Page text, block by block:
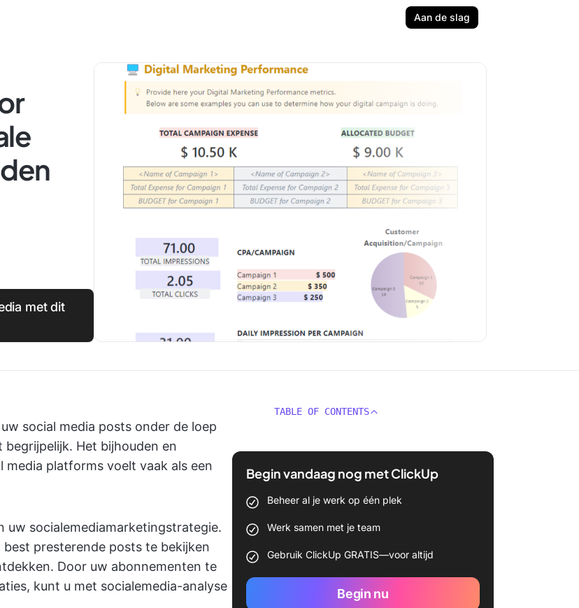
Aan de slag
met dit
social media posts onder de loep
begrijpelijk. Het bijhouden en
platforms voelt vaak als een
socialemediamarketingstrategie.
presterende posts te bekijken
Door uw abonnementen te
kunt u met socialemedia-analyse
TABLE OF CONTENTS
Begin vandaag nog met ClickUp
Beheer al je werk op één plek
Werk samen met je team
Gebruik ClickUp GRATIS—voor altijd
Begin nu